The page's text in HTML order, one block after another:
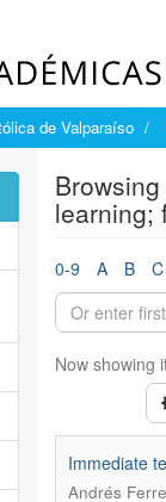
de Valparaíso
learning;
0-9 A B C
Now showing
Immediate
Andrés